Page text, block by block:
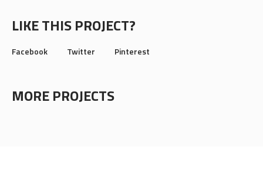
LIKE THIS PROJECT?
Facebook Twitter Pinterest
MORE PROJECTS